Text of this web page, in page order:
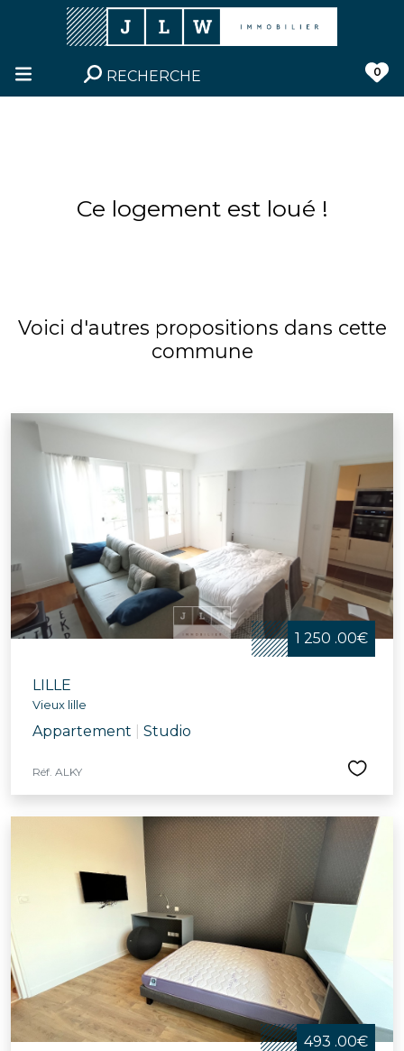
RECHERCHE 0
Ce logement est loué !
Voici d'autres propositions dans cette
commune
1 250 .00€
LILLE
Vieux lille
Appartement Studio
Réf. ALKY
493 .00€